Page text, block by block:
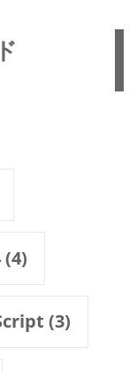
(4)
(3)